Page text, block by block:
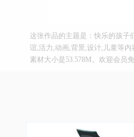
这张作品的主题是：快乐的孩子
谊,活力,动画,背景,设计,儿童等内
素材大小是53.578M。欢迎会员免